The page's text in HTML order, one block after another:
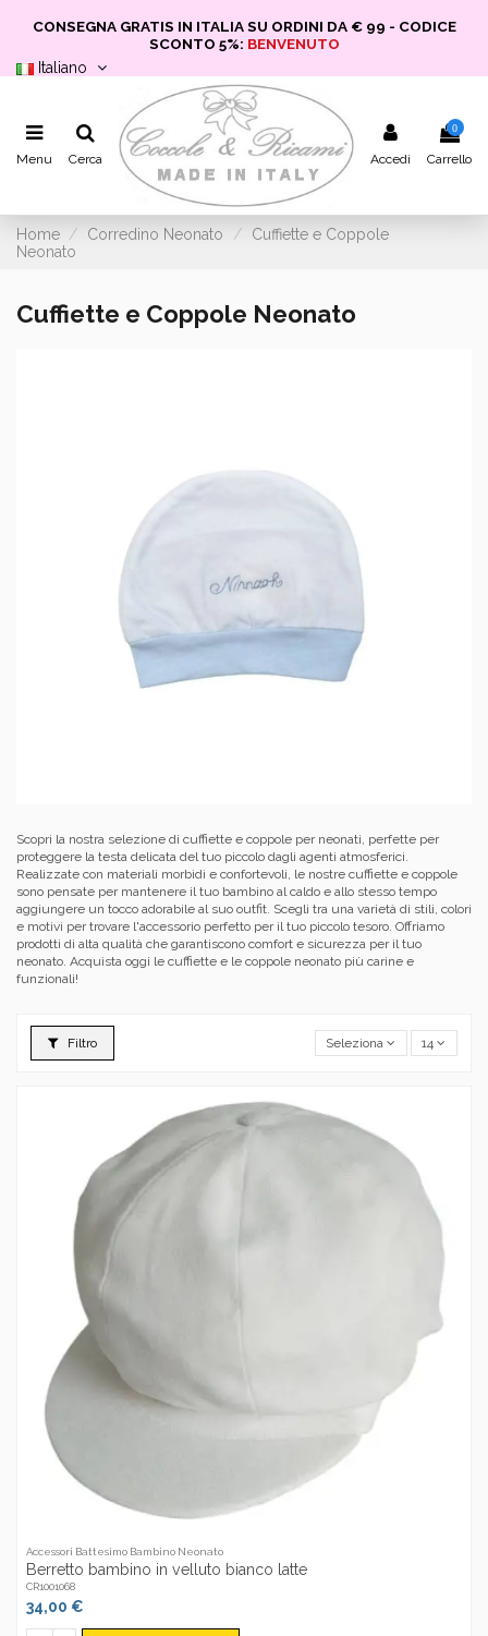
CONSEGNA GRATIS IN ITALIA SU ORDINI DA € 99 - CODICE
SCONTO 5%: BENVENUTO
Italiano
Menu Cerca Accedi
0
Carrello
Home Corredino Neonato
Cuffiette e Coppole
Neonato
Cuffiette e Coppole Neonato
Scopri la nostra selezione di cuffiette e coppole per neonati, perfette per
proteggere la testa delicata del tuo piccolo dagli agenti atmosferici.
Realizzate con materiali morbidi e confortevoli, le nostre cuffiette e coppole
sono pensate per mantenere il tuo bambino al caldo e allo stesso tempo
aggiungere un tocco adorabile al suo outfit. Scegli tra una varietà di stili, colori
e motivi per trovare l'accessorio perfetto per il tuo piccolo tesoro. Offriamo
prodotti di alta qualità che garantiscono comfort e sicurezza per il tuo
neonato. Acquista oggi le cuffiette e le coppole neonato più carine e
funzionali!
Filtro Seleziona 14
Accessori Battesimo Bambino Neonato
Berretto bambino in velluto bianco latte
CR1001068
34,00 €